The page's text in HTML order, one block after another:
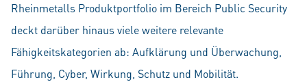
Rheinmetalls Produktportfolio im Bereich Public Security
deckt darüber hinaus viele weitere relevante
Fähigkeitskategorien ab: Aufklärung und Überwachung,
Führung, Cyber, Wirkung, Schutz und Mobilität.